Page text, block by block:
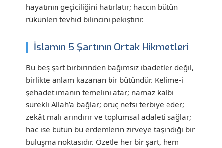
hayatının geçiciliğini hatırlatır; haccın bütün
rükünleri tevhid bilincini pekiştirir.
İslamın 5 Şartının Ortak Hikmetleri
Bu beş şart birbirinden bağımsız ibadetler değil,
birlikte anlam kazanan bir bütündür. Kelime-i
şehadet imanın temelini atar; namaz kalbi
sürekli Allah’a bağlar; oruç nefsi terbiye eder;
zekât malı arındırır ve toplumsal adaleti sağlar;
hac ise bütün bu erdemlerin zirveye taşındığı bir
buluşma noktasıdır. Özetle her bir şart, hem